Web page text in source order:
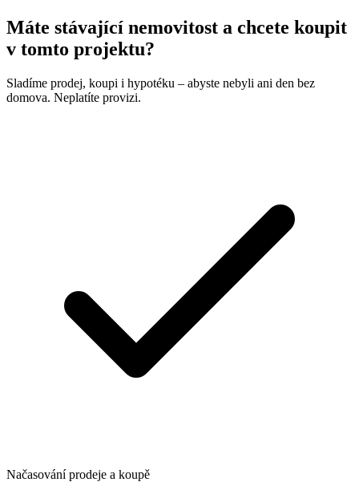
Máte stávající nemovitost a chcete koupit
v tomto projektu?
Sladíme prodej, koupi i hypotéku – abyste nebyli ani den bez
domova. Neplatíte provizi.
Načasování prodeje a koupě